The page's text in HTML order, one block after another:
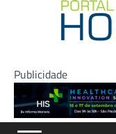
Publicidade